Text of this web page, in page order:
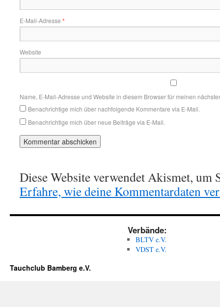
E-Mail-Adresse *
Website
Name, E-Mail-Adresse und Website in diesem Browser für meinen
Benachrichtige mich über nachfolgende Kommentare via E-Mail.
Benachrichtige mich über neue Beiträge via E-Mail.
Diese Website verwendet Akismet, um
Erfahre, wie deine Kommentardaten
Verbände:
BLTV e.V.
VDST e.V.
Tauchclub Bamberg e.V.